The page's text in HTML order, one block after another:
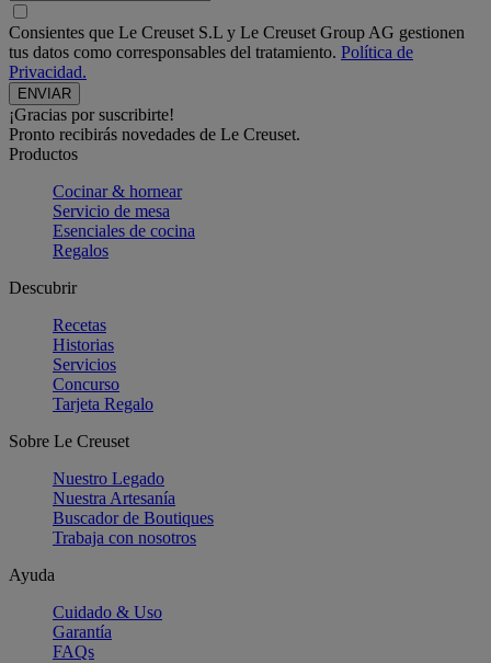
Consientes que Le Creuset S.L y Le Creuset Group AG gestionen
tus datos como corresponsables del tratamiento. Política de
Privacidad.
¡Gracias por suscribirte!
Pronto recibirás novedades de Le Creuset.
Productos
Cocinar & hornear
Servicio de mesa
Esenciales de cocina
Regalos
Descubrir
Recetas
Historias
Servicios
Concurso
Tarjeta Regalo
Sobre Le Creuset
Nuestro Legado
Nuestra Artesanía
Buscador de Boutiques
Trabaja con nosotros
Ayuda
Cuidado & Uso
Garantía
FAQs